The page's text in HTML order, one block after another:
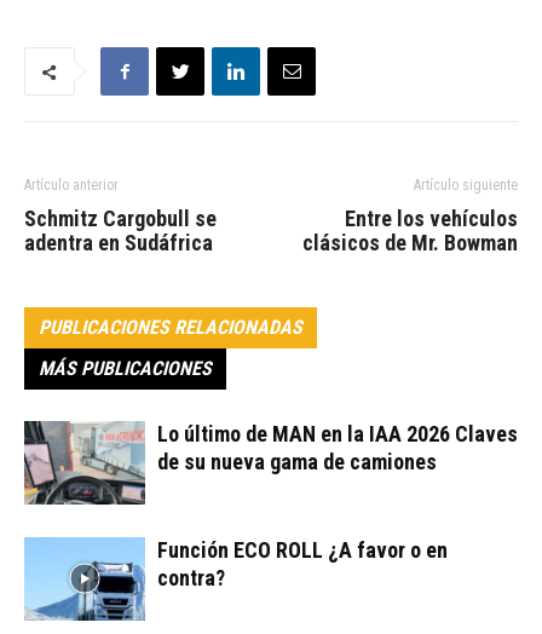
Artículo anterior
Schmitz Cargobull se
adentra en Sudáfrica
Artículo siguiente
Entre los vehículos
clásicos de Mr. Bowman
PUBLICACIONES RELACIONADAS
MÁS PUBLICACIONES
Lo último de MAN en la IAA 2026 Claves
de su nueva gama de camiones
Función ECO ROLL ¿A favor o en
contra?